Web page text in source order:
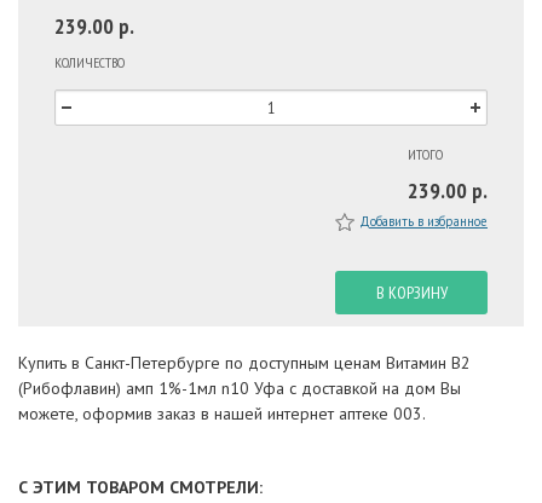
239.00 р.
КОЛИЧЕСТВО
ИТОГО
239.00 р.
Добавить в избранное
В КОРЗИНУ
Купить в Санкт-Петербурге по доступным ценам Витамин В2
(Рибофлавин) амп 1%-1мл n10 Уфа с доставкой на дом Вы
можете, оформив заказ в нашей интернет аптеке 003.
С ЭТИМ ТОВАРОМ СМОТРЕЛИ: